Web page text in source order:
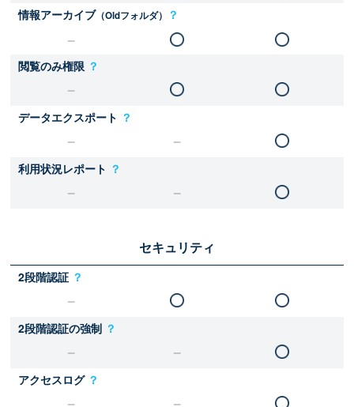
情報アーカイブ（Oldフォルダ） ？
閲覧のみ権限 ？
データエクスポート ？
利用状況レポート ？
セキュリティ
2段階認証 ？
2段階認証の強制 ？
アクセスログ ？